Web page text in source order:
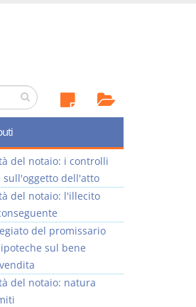
del notaio: i controlli
sull'oggetto dell'atto
del notaio: l'illecito
del promissario
sul bene
del notaio: natura